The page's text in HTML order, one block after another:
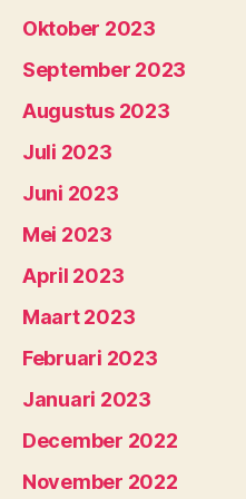
Oktober 2023
September 2023
Augustus 2023
Juli 2023
Juni 2023
Mei 2023
April 2023
Maart 2023
Februari 2023
Januari 2023
December 2022
November 2022